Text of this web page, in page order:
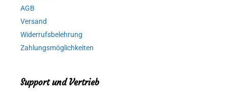
AGB
Versand
Widerrufsbelehrung
Zahlungsmöglichkeiten
Support und Vertrieb